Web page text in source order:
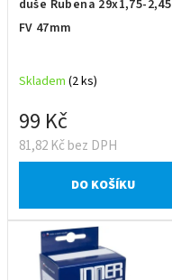
o
k
ů
duše Rubena 29x1,75-2,45
FV 47mm
Skladem (2 ks)
81,82 Kč bez DPH
99 Kč
DO KOŠÍKU